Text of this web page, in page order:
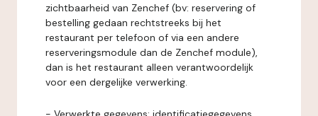
zichtbaarheid van Zenchef (bv: reservering of
bestelling gedaan rechtstreeks bij het
restaurant per telefoon of via een andere
reserveringsmodule dan de Zenchef module),
dan is het restaurant alleen verantwoordelijk
voor een dergelijke verwerking.